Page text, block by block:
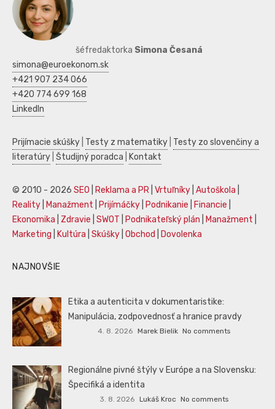
šéfredaktorka Simona Česaná
simona@euroekonom.sk
+421 907 234 066
+420 774 699 168
LinkedIn
Prijímacie skúšky Testy z matematiky Testy zo slovenčiny a
literatúry Študijný poradca Kontakt
© 2010 - 2026 SEO Reklama a PR Vrtuľníky Autoškola
Reality
Manažment Prijímáčky Podnikanie Financie
Ekonomika
Zdravie SWOT Podnikateľský plán Manažment
Marketing
Kultúra Skúšky Obchod Dovolenka
NAJNOVŠIE
Etika a autenticita v dokumentaristike:
Manipulácia, zodpovednosť a hranice pravdy
4. 8. 2026 Marek Bielik No comments
Regionálne pivné štýly v Európe a na Slovensku:
Špecifiká a identita
3. 8. 2026 Lukáš Kroc No comments